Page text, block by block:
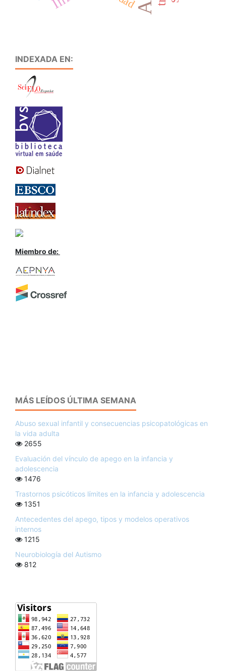
INDEXADA EN:
Miembro de:
MÁS LEÍDOS ÚLTIMA SEMANA
Abuso sexual infantil y consecuencias psicopatológicas en
la vida adulta
2655
Evaluación del vínculo de apego en la infancia y
adolescencia
1476
Trastornos psicóticos límites en la infancia y adolescencia
1351
Antecedentes del apego, tipos y modelos operativos
internos
1215
Neurobiología del Autismo
812